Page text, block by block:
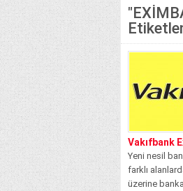
Vakıfbank
Yeni nesil
farklı
üzerine